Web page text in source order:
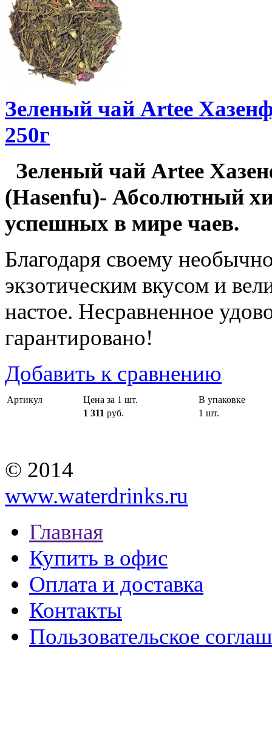
Зеленый чай Artee
250г
Зеленый чай Artee
(Hasenfu)- Абсолютный
успешных в мире чаев.
Благодаря своему
экзотическим вкусом и
настое. Несравненное
гарантировано!
Добавить к сравнению
Артикул Цена за 1 шт.
В упаковке
1 311 руб. 1 шт.
© 2014
www.waterdrinks.ru
Главная
Купить в офис
Оплата и доставка
Контакты
Пользовательское